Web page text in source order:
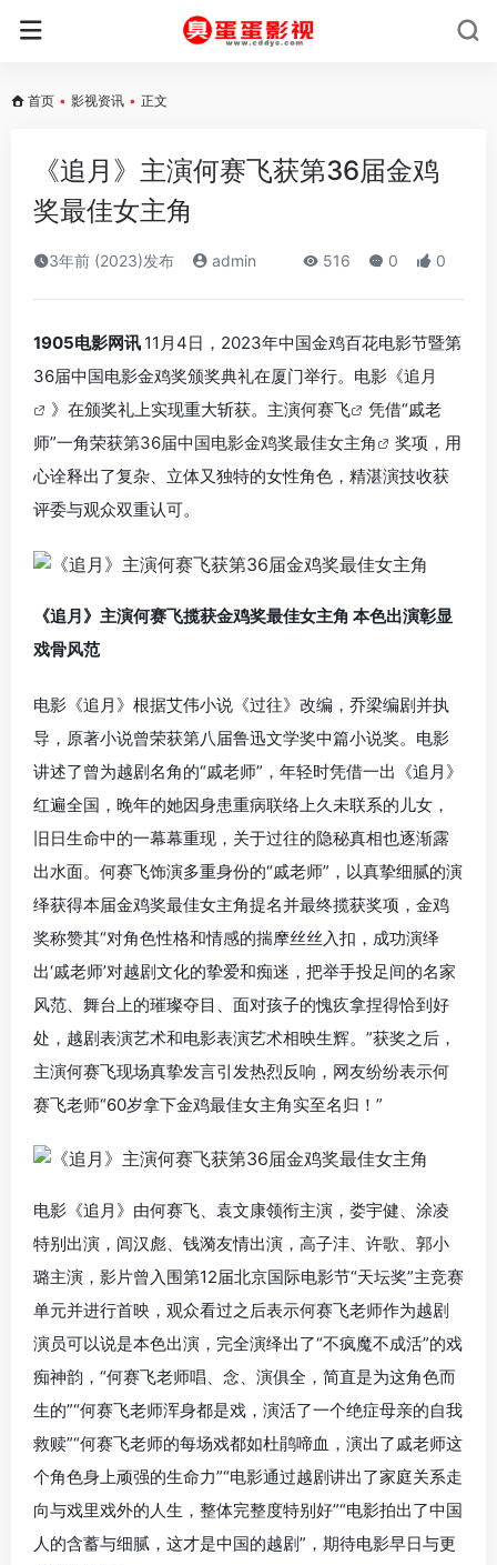
首页 • 影视资讯 • 正文
《追月》主演何赛飞获第36届金鸡
奖最佳女主角
3年前 (2023)发布 admin 516 0 0
1905电影网讯 11月4日，2023年中国金鸡百花电影节暨第
36届中国电影金鸡奖颁奖典礼在厦门举行。电影《追月
》在颁奖礼上实现重大斩获。主演何赛飞
凭借“戚老
师”一角荣获第36届中国电影金鸡奖最佳女主角
奖项，用
心诠释出了复杂、立体又独特的女性角色，精湛演技收获
评委与观众双重认可。
《追月》主演何赛飞揽获金鸡奖最佳女主角 本色出演彰显
戏骨风范
电影《追月》根据艾伟小说《过往》改编，乔梁编剧并执
导，原著小说曾荣获第八届鲁迅文学奖中篇小说奖。电影
讲述了曾为越剧名角的“戚老师”，年轻时凭借一出《追月》
红遍全国，晚年的她因身患重病联络上久未联系的儿女，
旧日生命中的一幕幕重现，关于过往的隐秘真相也逐渐露
出水面。何赛飞饰演多重身份的“戚老师”，以真挚细腻的演
绎获得本届金鸡奖最佳女主角提名并最终揽获奖项，金鸡
奖称赞其“对角色性格和情感的揣摩丝丝入扣，成功演绎
出‘戚老师’对越剧文化的挚爱和痴迷，把举手投足间的名家
风范、舞台上的璀璨夺目、面对孩子的愧疚拿捏得恰到好
处，越剧表演艺术和电影表演艺术相映生辉。”获奖之后，
主演何赛飞现场真挚发言引发热烈反响，网友纷纷表示何
赛飞老师“60岁拿下金鸡最佳女主角实至名归！”
电影《追月》由何赛飞、袁文康领衔主演，娄宇健、涂凌
特别出演，闾汉彪、钱漪友情出演，高子沣、许歌、郭小
璐主演，影片曾入围第12届北京国际电影节“天坛奖”主竞赛
单元并进行首映，观众看过之后表示何赛飞老师作为越剧
演员可以说是本色出演，完全演绎出了“不疯魔不成活”的戏
痴神韵，“何赛飞老师唱、念、演俱全，简直是为这角色而
生的”“何赛飞老师浑身都是戏，演活了一个绝症母亲的自我
救赎”“何赛飞老师的每场戏都如杜鹃啼血，演出了戚老师这
个角色身上顽强的生命力”“电影通过越剧讲出了家庭关系走
向与戏里戏外的人生，整体完整度特别好”“电影拍出了中国
人的含蓄与细腻，这才是中国的越剧”，期待电影早日与更